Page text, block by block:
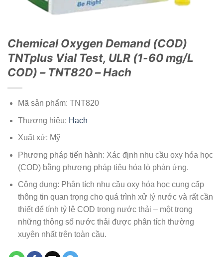
Chemical Oxygen Demand (COD)
TNTplus Vial Test, ULR (1-60 mg/L
COD) – TNT820 – Hach
Mã sản phẩm: TNT820
Thương hiệu: Hach
Xuất xứ: Mỹ
Phương pháp tiến hành: Xác định nhu cầu oxy hóa học
(COD) bằng phương pháp tiêu hóa lò phản ứng.
Công dụng: Phân tích nhu cầu oxy hóa học cung cấp
thông tin quan trọng cho quá trình xử lý nước và rất cần
thiết để tính tỷ lệ COD trong nước thải – một trong
những thông số nước thải được phân tích thường
xuyên nhất trên toàn cầu.